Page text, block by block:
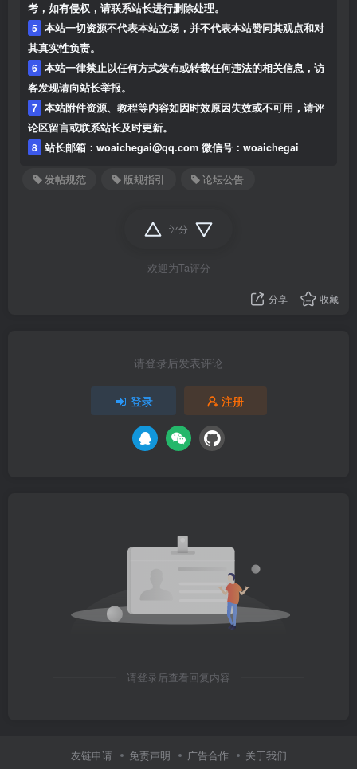
考，如有侵权，请联系站长进行删除处理。
5 本站一切资源不代表本站立场，并不代表本站赞同其观点和对
其真实性负责。
6 本站一律禁止以任何方式发布或转载任何违法的相关信息，访
客发现请向站长举报。
7 本站附件资源、教程等内容如因时效原因失效或不可用，请评
论区留言或联系站长及时更新。
8
站长邮箱：woaichegai@qq.com 微信号：woaichegai
发帖规范 版规指引 论坛公告
评分
欢迎为Ta评分
分享 收藏
请登录后发表评论
登录 注册
请登录后查看回复内容
友链申请 免责声明 广告合作 关于我们